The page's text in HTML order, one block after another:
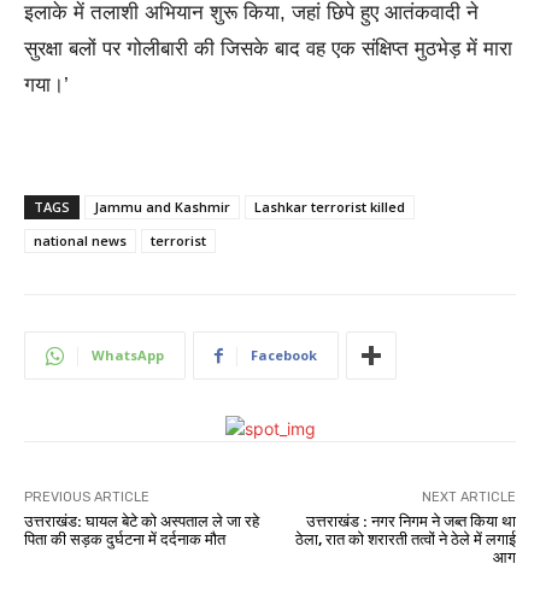
इलाके में तलाशी अभियान शुरू किया, जहां छिपे हुए आतंकवादी ने
सुरक्षा बलों पर गोलीबारी की जिसके बाद वह एक संक्षिप्त मुठभेड़ में मारा
गया।’
TAGS Jammu and Kashmir
Lashkar terrorist killed
national news
terrorist
WhatsApp Facebook
PREVIOUS ARTICLE
उत्तराखंड: घायल बेटे को अस्पताल ले जा रहे
पिता की सड़क दुर्घटना में दर्दनाक मौत
NEXT ARTICLE
उत्तराखंड : नगर निगम ने जब्त किया था
ठेला, रात को शरारती तत्वों ने ठेले में लगाई
आग